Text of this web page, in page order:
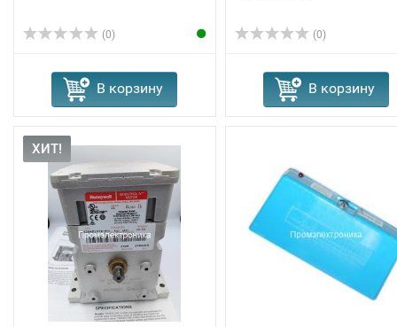
(0)
В корзину
(0)
В корзину
ХИТ!